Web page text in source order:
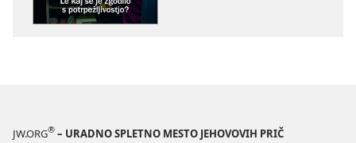
JW.ORG® – URADNO SPLETNO MESTO JEHOVOVIH PRIČ